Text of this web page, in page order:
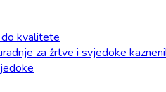
do kvalitete
za žrtve i svjedoke